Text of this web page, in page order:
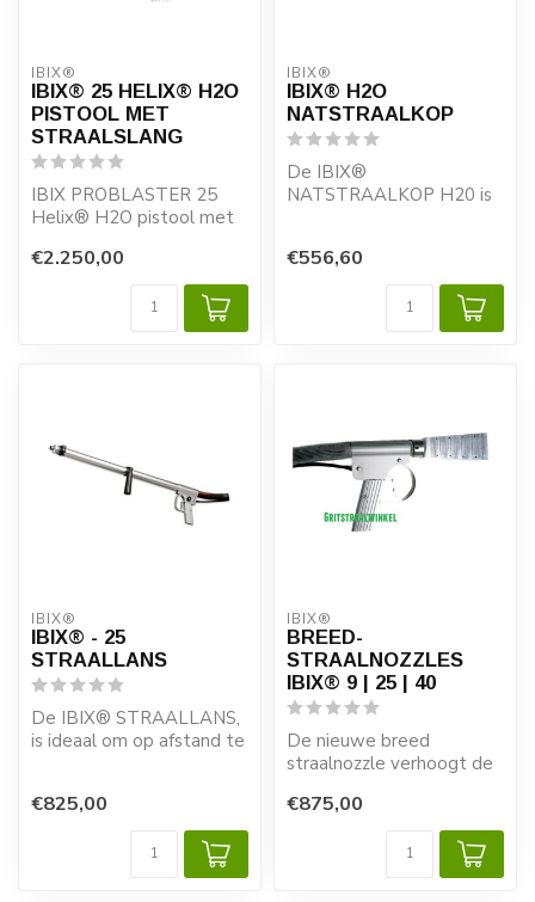
IBIX®
IBIX® 25 HELIX® H2O
PISTOOL MET
STRAALSLANG
IBIX PROBLASTER 25
Helix® H2O pistool met
€2.250,00
IBIX®
IBIX® H2O
NATSTRAALKOP
De IBIX®
NATSTRAALKOP H20 is
...
€556,60
IBIX®
IBIX® - 25
STRAALLANS
De IBIX® STRAALLANS,
is ideaal om op afstand te
€825,00
IBIX®
BREED-
STRAALNOZZLES
IBIX® 9 | 25 | 40
De nieuwe breed
straalnozzle verhoogt de
aanzienlijk. Een zeer...
€875,00